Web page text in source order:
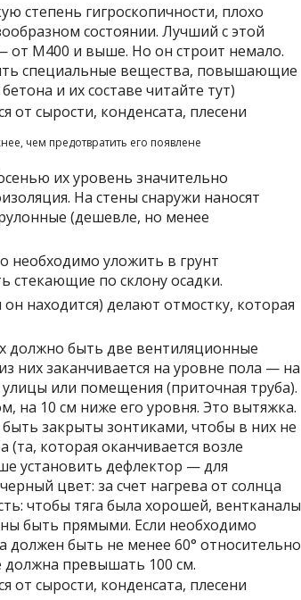
степень гигроскопичности, плохо
состоянии. Лучший с этой
М400 и выше. Но он строит немало.
специальные вещества, повышающие
и их составе читайте тут)
чем предотвратить его появлене
их уровень значительно
На стены снаружи наносят
(дешевле, но менее
необходимо уложить в грунт
стекающие по склону осадки.
находится) делают отмостку, которая
должно быть две вентиляционные
них заканчивается на уровне пола — на
или помещения (приточная труба).
на 10 см ниже его уровня. Это вытяжка.
закрыты зонтиками, чтобы в них не
(та, которая оканчивается возле
установить дефлектор — для
цвет: за счет нагрева от солнца
чтобы тяга была хорошей, вентканалы
быть прямыми. Если необходимо
должен быть не менее 60° относительно
должна превышать 100 см.